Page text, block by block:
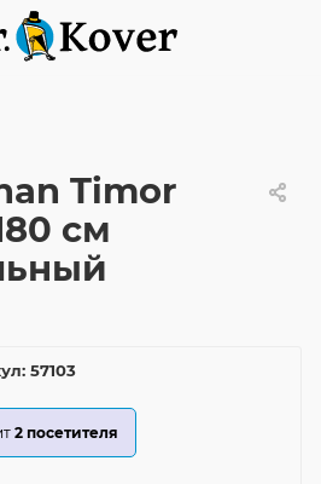
Timor
см
57103
2 посетителя